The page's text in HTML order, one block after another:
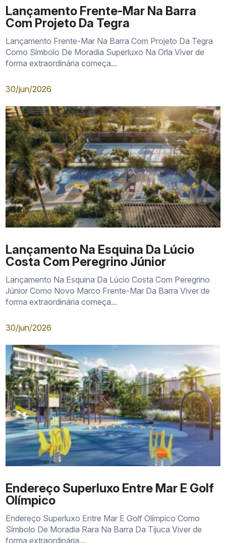
Lançamento Frente-Mar Na Barra
Com Projeto Da Tegra
Lançamento Frente-Mar Na Barra Com Projeto Da Tegra
Como Símbolo De Moradia Superluxo Na Orla Viver de
forma extraordinária começa...
30/jun/2026
Lançamento Na Esquina Da Lúcio
Costa Com Peregrino Júnior
Lançamento Na Esquina Da Lúcio Costa Com Peregrino
Júnior Como Novo Marco Frente-Mar Da Barra Viver de
forma extraordinária começa...
30/jun/2026
Endereço Superluxo Entre Mar E Golf
Olímpico
Endereço Superluxo Entre Mar E Golf Olímpico Como
Símbolo De Moradia Rara Na Barra Da Tijuca Viver de
forma extraordinária...